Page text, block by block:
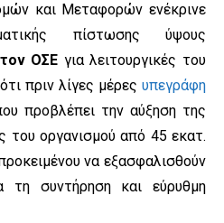
και Μεταφορών ενέκρινε
πίστωσης ύψους
ΟΣΕ για λειτουργικές του
πριν λίγες μέρες υπεγράφη
προβλέπει την αύξηση της
του οργανισμού από 45 εκατ.
να εξασφαλισθούν
τη συντήρηση και εύρυθμη